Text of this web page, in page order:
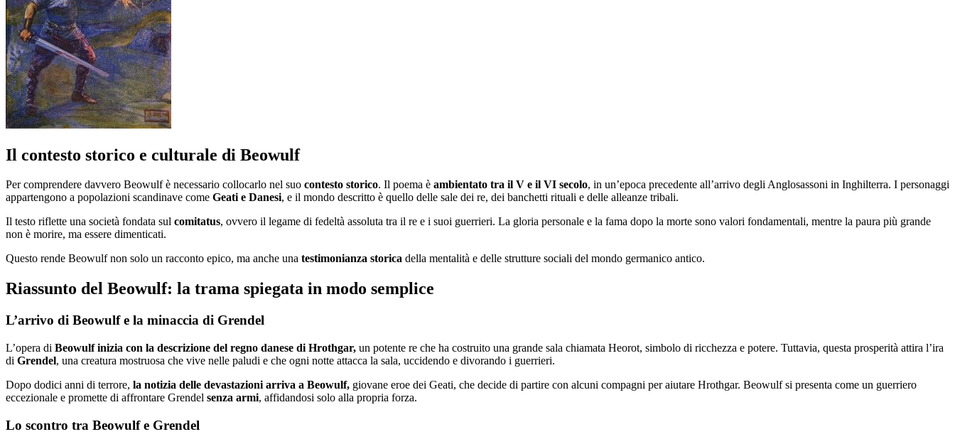
Il contesto storico e culturale di Beowulf
Per comprendere davvero Beowulf è necessario collocarlo nel suo contesto storico. Il poema è ambientato tra il V e il VI secolo, in un’epoca precedente all’arrivo degli Anglosassoni in Inghilterra. I personaggi
appartengono a popolazioni scandinave come Geati e Danesi, e il mondo descritto è quello delle sale dei re, dei banchetti rituali e delle alleanze tribali.
Il testo riflette una società fondata sul comitatus, ovvero il legame di fedeltà assoluta tra il re e i suoi guerrieri. La gloria personale e la fama dopo la morte sono valori fondamentali, mentre la paura più grande
non è morire, ma essere dimenticati.
Questo rende Beowulf non solo un racconto epico, ma anche una testimonianza storica della mentalità e delle strutture sociali del mondo germanico antico.
Riassunto del Beowulf: la trama spiegata in modo semplice
L’arrivo di Beowulf e la minaccia di Grendel
L’opera di Beowulf inizia con la descrizione del regno danese di Hrothgar, un potente re che ha costruito una grande sala chiamata Heorot, simbolo di ricchezza e potere. Tuttavia, questa prosperità attira l’ira
di Grendel, una creatura mostruosa che vive nelle paludi e che ogni notte attacca la sala, uccidendo e divorando i guerrieri.
Dopo dodici anni di terrore, la notizia delle devastazioni arriva a Beowulf, giovane eroe dei Geati, che decide di partire con alcuni compagni per aiutare Hrothgar. Beowulf si presenta come un guerriero
eccezionale e promette di affrontare Grendel senza armi, affidandosi solo alla propria forza.
Lo scontro tra Beowulf e Grendel